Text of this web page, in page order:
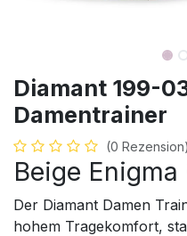
Diamant 199-
Damentrainer
(0 Rezension)
Beige
Der Diamant Damen
hohem Tragekomfort,